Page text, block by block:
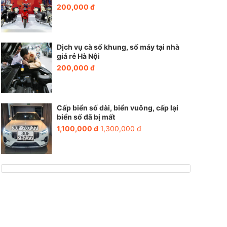
200,000 đ
Dịch vụ cà số khung, số máy tại nhà
giá rẻ Hà Nội
200,000 đ
Cấp biển số dài, biển vuông, cấp lại
biển số đã bị mất
1,100,000 đ 1,300,000 đ